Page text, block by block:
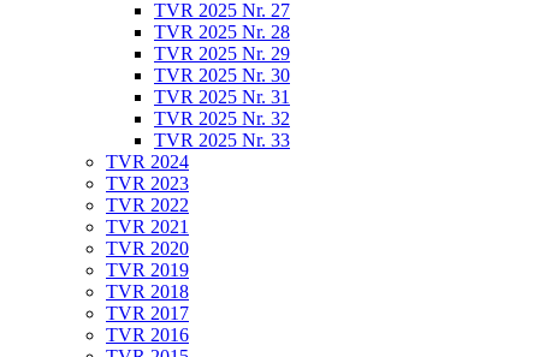
TVR 2025 Nr. 27
TVR 2025 Nr. 28
TVR 2025 Nr. 29
TVR 2025 Nr. 30
TVR 2025 Nr. 31
TVR 2025 Nr. 32
TVR 2025 Nr. 33
TVR 2024
TVR 2023
TVR 2022
TVR 2021
TVR 2020
TVR 2019
TVR 2018
TVR 2017
TVR 2016